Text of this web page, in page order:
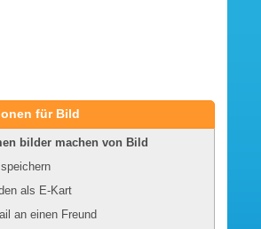
für Bild
bilder machen von Bild
als E-Kart
an einen Freund